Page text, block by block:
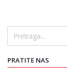
PRATITE NAS